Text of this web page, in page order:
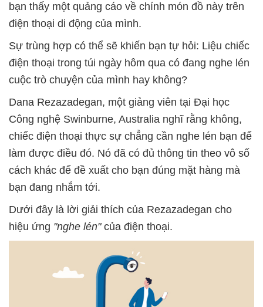
bạn thấy một quảng cáo về chính món đồ này trên
điện thoại di động của mình.
Sự trùng hợp có thể sẽ khiến bạn tự hỏi: Liệu chiếc
điện thoại trong túi ngày hôm qua có đang nghe lén
cuộc trò chuyện của mình hay không?
Dana Rezazadegan, một giảng viên tại Đại học
Công nghệ Swinburne, Australia nghĩ rằng không,
chiếc điện thoại thực sự chẳng cần nghe lén bạn để
làm được điều đó. Nó đã có đủ thông tin theo vô số
cách khác để đề xuất cho bạn đúng mặt hàng mà
bạn đang nhắm tới.
Dưới đây là lời giải thích của Rezazadegan cho
hiệu ứng "nghe lén"của điện thoại.